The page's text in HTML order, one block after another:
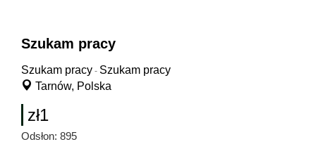
Szukam pracy
Szukam pracy - Szukam pracy
Tarnów, Polska
zł1
Odsłon: 895